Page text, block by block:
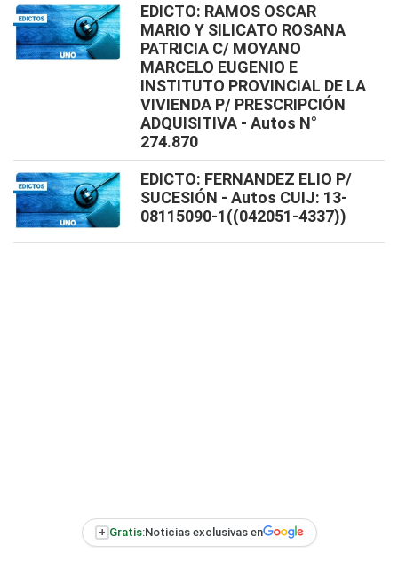
EDICTO: RAMOS OSCAR
MARIO Y SILICATO ROSANA
PATRICIA C/ MOYANO
MARCELO EUGENIO E
INSTITUTO PROVINCIAL DE LA
VIVIENDA P/ PRESCRIPCIÓN
ADQUISITIVA - Autos N°
274.870
EDICTO: FERNANDEZ ELIO P/
SUCESIÓN - Autos CUIJ: 13-
08115090-1((042051-4337))
+ Gratis:Noticias exclusivas en